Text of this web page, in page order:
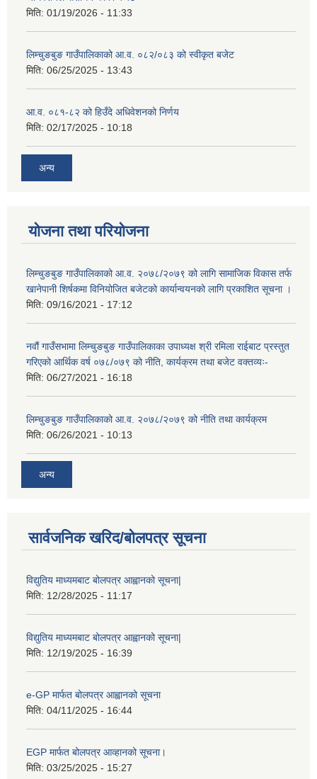
मिति: 01/19/2026 - 11:33
लिम्चुङबुङ गाउँपालिकाको आ.व. ०८२/०८३ को स्वीकृत बजेट
मिति: 06/25/2025 - 13:43
आ.व. ०८१-८२ को हिउँदे अधिवेशनको निर्णय
मिति: 02/17/2025 - 10:18
अन्य
योजना तथा परियोजना
लिम्चुङबुङ गाउँपालिकाको आ.व. २०७८/२०७९ को लागि सामाजिक विकास तर्फ
खानेपानी शिर्षकमा विनियोजित बजेटको कार्यान्वयनको लागि प्रकाशित सूचना ।
मिति: 09/16/2021 - 17:12
नवौं गाउँसभामा लिम्चुङबुङ गाउँपालिकाका उपाध्यक्ष श्री रमिला राईबाट प्रस्तुत
गरिएको आर्थिक वर्ष ०७८/०७९ को नीति, कार्यक्रम तथा बजेट वक्तव्यः-
मिति: 06/27/2021 - 16:18
लिम्चुङबुङ गाउँपालिकाको आ.व. २०७८/२०७९ को नीति तथा कार्यक्रम
मिति: 06/26/2021 - 10:13
अन्य
सार्वजनिक खरिद/बोलपत्र सूचना
विद्युतिय माध्यमबाट बोलपत्र आह्वानको सूचना|
मिति: 12/28/2025 - 11:17
विद्युतिय माध्यमबाट बोलपत्र आह्वानको सूचना|
मिति: 12/19/2025 - 16:39
e-GP मार्फत बोलपत्र आह्वानको सूचना
मिति: 04/11/2025 - 16:44
EGP मार्फत बोलपत्र आव्हानको सूचना।
मिति: 03/25/2025 - 15:27